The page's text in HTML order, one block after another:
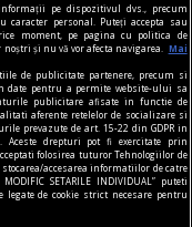
o
second-
pe dispozitivul dvs., precum
caracter personal. Puteți accepta sau
moment, pe pagina cu politica de
și nu vă vor afecta navigarea.
Mai
de publicitate partenere, precum si
pentru a permite website-ului sa
publicitare afisate in functie de
aferente retelelor de socializare si
prevazute de art. 15-22 din GDPR in
Aceste drepturi pot fi exercitate prin
acceptati folosirea tuturor Tehnologiilor de
accesarea informatiilor de catre
SETARILE INDIVIDUAL” puteti
de cookie strict necesare pentru